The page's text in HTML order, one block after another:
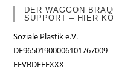
DER WAGGON
SUPPORT – HIER
Soziale Plastik e.V.
DE96501900006101767009
FFVBDEFFXXX